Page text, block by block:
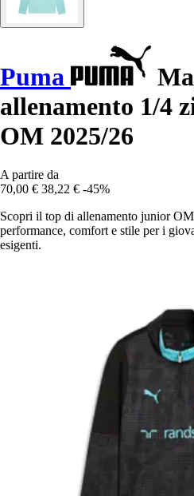
Puma
allenamento 1/4
OM 2025/26
A partire da
70,00 € 38,22 € -45%
Scopri il top di allenamento junior
performance, comfort e stile per i
esigenti.